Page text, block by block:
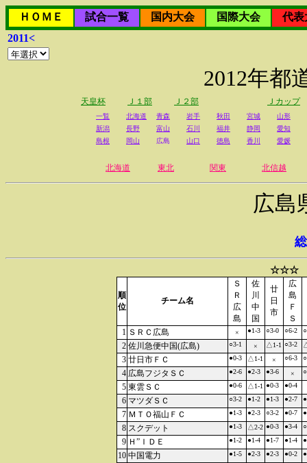
ＨＯＭＥ 試合一覧 国内大会 国際大会
代表
2011<
2012年都
天皇杯 Ｊ１部 Ｊ２部 Ｊカップ
一覧 北海道 青森 岩手 秋田 宮城
山形
新潟
長野 富山 石川 福井 静岡
愛知
島根
岡山 広島 山口 徳島 香川 愛媛
北海道 東北 関東 北信越
広島
☆☆☆
順
位
チーム名
Ｓ
Ｒ
広
島
佐
川
中
国
廿
日
市
広
島
Ｆ
Ｓ
1 ＳＲＣ広島 × ●1-3 ○3-0 ○6-2
2 佐川急便中国(広島) ○3-1 × △1-1 ○3-2
3 廿日市ＦＣ ●0-3 △1-1 × ○6-3
4 広島フジタＳＣ ●2-6 ●2-3 ●3-6 ×
5 東雲ＳＣ ●0-6 △1-1 ●0-3 ●0-4
6 マツダＳＣ ○3-2 ●1-2 ●1-3 ●2-7
7 ＭＴＯ福山ＦＣ ●1-3 ●2-3 ○3-2 ●0-7
8 スクデット ●1-3 △2-2 ●0-3 ●3-4
9 Ｈ”ＩＤＥ ●1-2 ●1-4 ●1-7 ●1-4
10 中国電力 ●1-5 ●2-3 ●2-3 ●0-2